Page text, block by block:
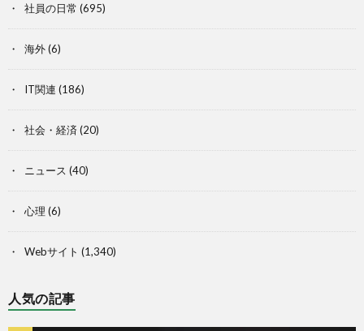
社員の日常 (695)
海外(6)
IT関連 (186)
社会・経済 (20)
ニュース (40)
心理 (6)
Webサイト (1,340)
人気の記事